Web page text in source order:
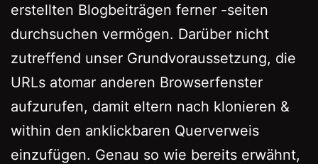
erstellten Blogbeiträgen ferner -seiten
durchsuchen vermögen. Darüber nicht
zutreffend unser Grundvoraussetzung, die
URLs atomar anderen Browserfenster
aufzurufen, damit eltern nach klonieren &
within den anklickbaren Querverweis
einzufügen. Genau so wie bereits erwähnt,